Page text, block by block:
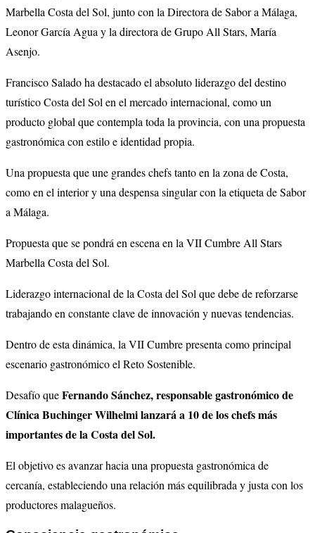
Marbella Costa del Sol, junto con la Directora de Sabor a Málaga,
Leonor García Agua y la directora de Grupo All Stars, María
Asenjo.
Francisco Salado ha destacado el absoluto liderazgo del destino
turístico Costa del Sol en el mercado internacional, como un
producto global que contempla toda la provincia, con una propuesta
gastronómica con estilo e identidad propia.
Una propuesta que une grandes chefs tanto en la zona de Costa,
como en el interior y una despensa singular con la etiqueta de Sabor
a Málaga.
Propuesta que se pondrá en escena en la VII Cumbre All Stars
Marbella Costa del Sol.
Liderazgo internacional de la Costa del Sol que debe de reforzarse
trabajando en constante clave de innovación y nuevas tendencias.
Dentro de esta dinámica, la VII Cumbre presenta como principal
escenario gastronómico el Reto Sostenible.
Desafío queFernando Sánchez, responsable gastronómico de
Clínica Buchinger Wilhelmi lanzará a 10 de los chefs más
importantes de la Costa del Sol.
El objetivo es avanzar hacia una propuesta gastronómica de
cercanía, estableciendo una relación más equilibrada y justa con los
productores malagueños.